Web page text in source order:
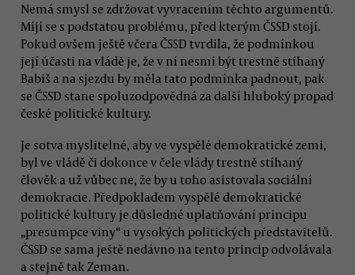
Nemá smysl se zdržovat vyvracením těchto argumentů.
Míjí se s podstatou problému, před kterým ČSSD stojí.
Pokud ovšem ještě včera ČSSD tvrdila, že podmínkou
její účasti na vládě je, že v ní nesmí být trestně stíhaný
Babiš a na sjezdu by měla tato podmínka padnout, pak
se ČSSD stane spoluzodpovědná za další hluboký propad
české politické kultury.
Je sotva myslitelné, aby ve vyspělé demokratické zemi,
byl ve vládě či dokonce v čele vlády trestně stíhaný
člověk a už vůbec ne, že by u toho asistovala sociální
demokracie. Předpokladem vyspělé demokratické
politické kultury je důsledné uplatňování principu
„presumpce viny“ u vysokých politických představitelů.
ČSSD se sama ještě nedávno na tento princip odvolávala
a stejně tak Zeman.